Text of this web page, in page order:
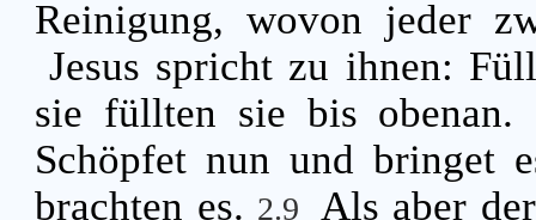
Reinigung, wovon jeder
Jesus spricht zu ihnen:
sie füllten sie bis obenan.
Schöpfet nun und bringet
brachten es. 2.9
Als aber